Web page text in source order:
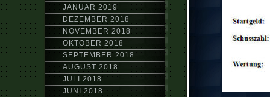
JANUAR 2019
DEZEMBER 2018
NOVEMBER 2018
OKTOBER 2018
SEPTEMBER 2018
AUGUST 2018
JULI 2018
JUNI 2018